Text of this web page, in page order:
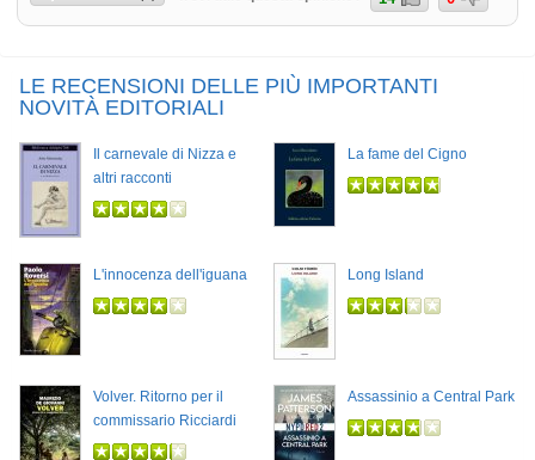
LE RECENSIONI DELLE PIÙ IMPORTANTI
NOVITÀ EDITORIALI
Il carnevale di Nizza e
altri racconti
La fame del Cigno
L'innocenza dell'iguana Long Island
Volver. Ritorno per il
commissario Ricciardi
Assassinio a Central Park